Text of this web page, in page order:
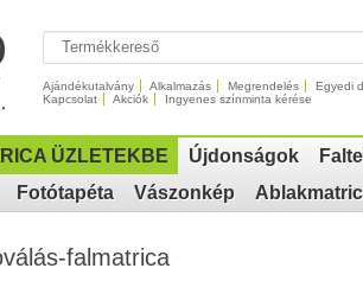
Ajándékutalvány Alkalmazás Megrendelés Egyedi
Kapcsolat
Akciók Ingyenes színminta kérése
ÜZLETEKBE Újdonságok
Fotótapéta Vászonkép
falmatrica